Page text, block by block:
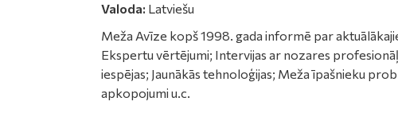
Valoda: Latviešu
Meža Avīze kopš 1998. gada informē par
Ekspertu vērtējumi; Intervijas ar nozares
iespējas; Jaunākās tehnoloģijas; Meža īpašnieku
apkopojumi u.c.